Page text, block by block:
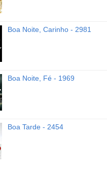
Boa Noite, Carinho - 2981
Boa Noite, Fé - 1969
Boa Tarde - 2454